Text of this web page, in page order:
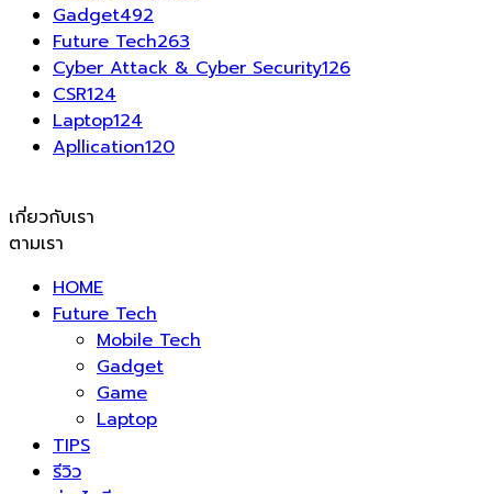
Gadget492
Future Tech263
Cyber Attack & Cyber Security126
CSR124
Laptop124
Apllication120
เกี่ยวกับเรา
ตามเรา
HOME
Future Tech
Mobile Tech
Gadget
Game
Laptop
TIPS
รีวิว